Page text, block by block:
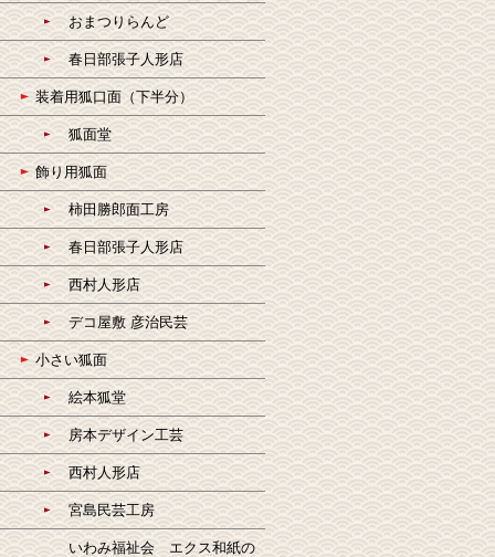
おまつりらんど
春日部張子人形店
装着用狐口面（下半分）
狐面堂
飾り用狐面
柿田勝郎面工房
春日部張子人形店
西村人形店
デコ屋敷 彦治民芸
小さい狐面
絵本狐堂
房本デザイン工芸
西村人形店
宮島民芸工房
いわみ福祉会 エクス和紙の